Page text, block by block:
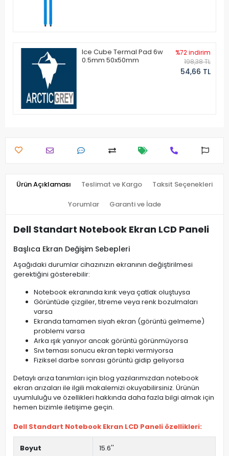
Ice Cube Termal Pad 6w
0.5mm 50x50mm
%72 indirim
198,38 TL
54,66 TL
Ürün Açıklaması Teslimat ve Kargo Taksit Seçenekleri
Yorumlar Garanti ve İade
Dell Standart Notebook Ekran LCD Paneli
Başlıca Ekran Değişim Sebepleri
Aşağıdaki durumlar cihazınızın ekranının değiştirilmesi
gerektiğini gösterebilir:
Notebook ekranında kırık veya çatlak oluştuysa
Görüntüde çizgiler, titreme veya renk bozulmaları
varsa
Ekranda tamamen siyah ekran (görüntü gelmeme)
problemi varsa
Arka ışık yanıyor ancak görüntü görünmüyorsa
Sıvı teması sonucu ekran tepki vermiyorsa
Fiziksel darbe sonrası görüntü gidip geliyorsa
Detaylı arıza tanımları için blog yazılarımızdan notebook
ekran arızaları ile ilgili makalemizi okuyabilirsiniz. Ürünün
uyumluluğu ve özellikleri hakkında daha fazla bilgi almak için
hemen bizimle iletişime geçin.
Dell Standart Notebook Ekran LCD Paneli özellikleri:
Boyut 15.6''